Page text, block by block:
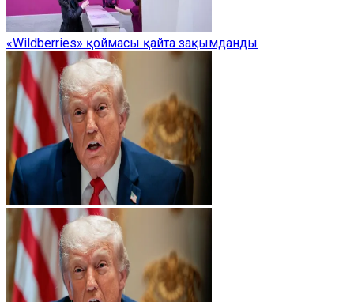
«Wildberries» қоймасы қайта зақымданды